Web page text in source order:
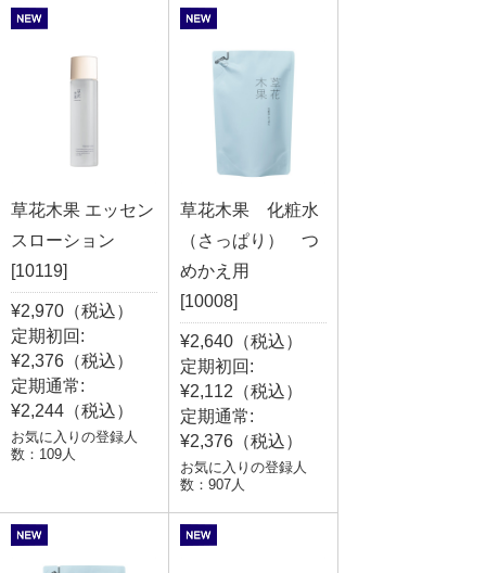
草花木果 エッセン
スローション
[10119]
¥2,970（税込）
定期初回:
¥2,376（税込）
定期通常:
¥2,244（税込）
お気に入りの登録人
数：109人
草花木果 化粧水
（さっぱり） つ
めかえ用
[10008]
¥2,640（税込）
定期初回:
¥2,112（税込）
定期通常:
¥2,376（税込）
お気に入りの登録人
数：907人